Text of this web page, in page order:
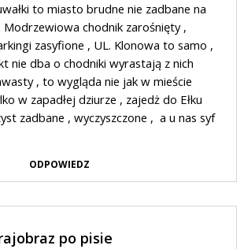
to miasto brudne nie zadbane na
Modrzewiowa chodnik zarośnięty ,
zasyfione , UL. Klonowa to samo ,
nie dba o chodniki wyrastają z nich
, to wygląda nie jak w mieście
w zapadłej dziurze , zajedż do Ełku
zadbane , wyczyszczone , a u nas syf
ODPOWIEDZ
po pisie